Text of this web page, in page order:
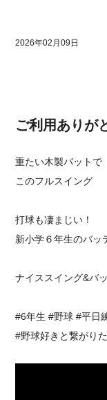
2026年02月09日
ご利用ありが
重たい木製バットで
このフルスイング
打球も凄まじい！
新小学６年生のバッ
ナイススイング&バ
#6年生 #野球 #平日
#野球好きと繋がり